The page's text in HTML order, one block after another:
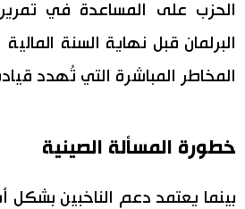
البرلمان قبل نهاية السنة
المخاطر المباشرة التي تُهدد
خطورة المسألة الصينية
بينما يعتمد دعم الناخبين بشكل